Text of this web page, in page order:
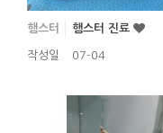
햄스터 햄스터 진료
작성일 07-04